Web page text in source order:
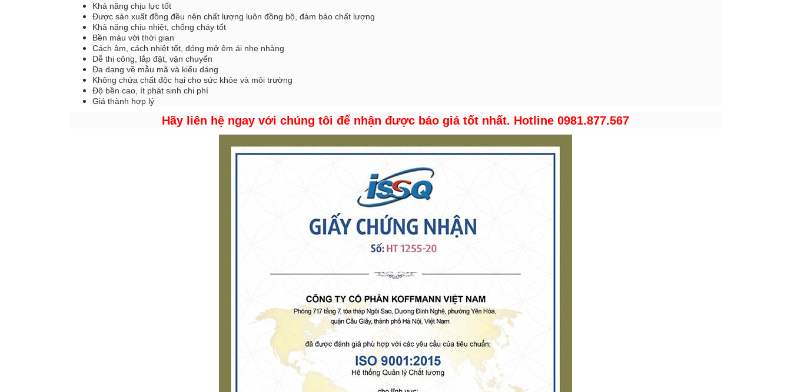
Khả năng chịu lực tốt
Được sản xuất đồng đều nên chất lượng luôn đồng bộ, đảm bảo chất lượng
Khả năng chịu nhiệt, chống cháy tốt
Bền màu với thời gian
Cách âm, cách nhiệt tốt, đóng mở êm ái nhẹ nhàng
Dễ thi công, lắp đặt, vận chuyển
Đa dạng về mẫu mã và kiểu dáng
Không chứa chất độc hại cho sức khỏe và môi trường
Độ bền cao, ít phát sinh chi phí
Giá thành hợp lý
Hãy liên hệ ngay với chúng tôi để nhận được báo giá tốt nhất. Hotline 0981.877.567